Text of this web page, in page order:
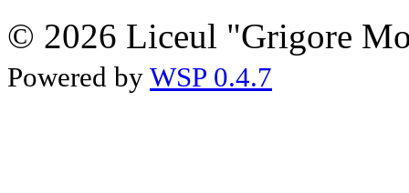
© 2026 Liceul "Grigore
Powered by WSP 0.4.7